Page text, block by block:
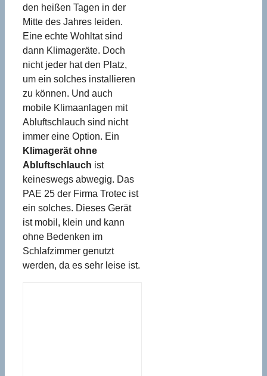
den heißen Tagen in der
Mitte des Jahres leiden.
Eine echte Wohltat sind
dann Klimageräte. Doch
nicht jeder hat den Platz,
um ein solches installieren
zu können. Und auch
mobile Klimaanlagen mit
Abluftschlauch sind nicht
immer eine Option. Ein
Klimagerät ohne
Abluftschlauch ist
keineswegs abwegig. Das
PAE 25 der Firma Trotec ist
ein solches. Dieses Gerät
ist mobil, klein und kann
ohne Bedenken im
Schlafzimmer genutzt
werden, da es sehr leise ist.